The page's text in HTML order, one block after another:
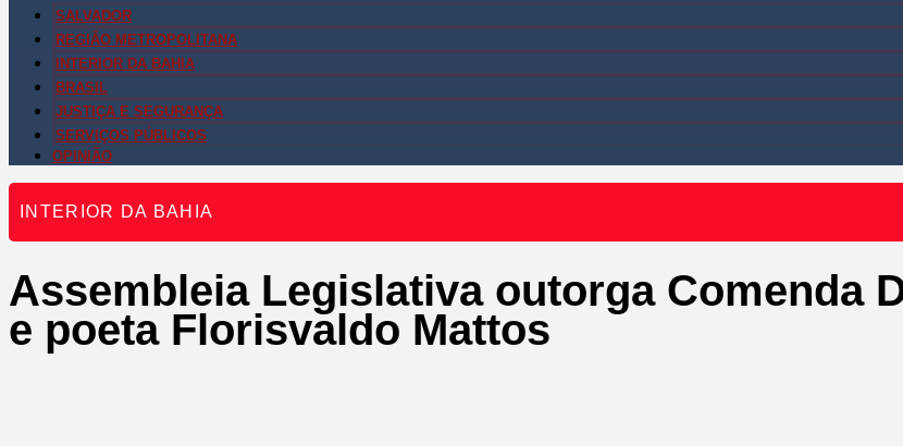
SALVADOR
REGIÃO METROPOLITANA
INTERIOR DA BAHIA
BRASIL
JUSTIÇA E SEGURANÇA
SERVIÇOS PÚBLICOS
OPINIÃO
INTERIOR DA BAHIA
Assembleia Legislativa outorga Comenda
e poeta Florisvaldo Mattos